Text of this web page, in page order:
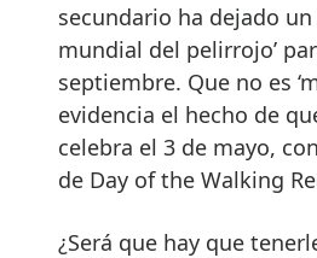
secundario ha dejado un
mundial del pelirrojo’
septiembre. Que no es
evidencia el hecho de
celebra el 3 de mayo,
de Day of the Walking
¿Será que hay que